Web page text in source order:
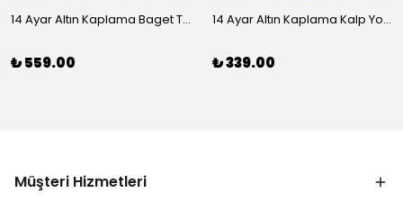
14 Ayar Altın Kaplama Baget Taşlı Vip Bileklik
₺ 559.00
14 Ayar Altın Kaplama Kalp Yolu Bileklik
₺ 339.00
Müşteri Hizmetleri